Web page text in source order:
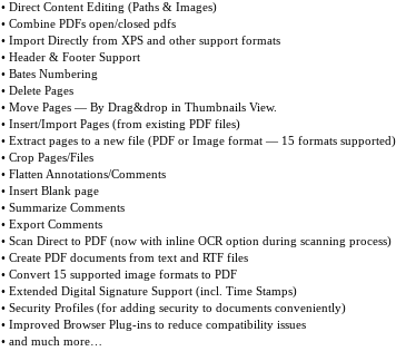
• Direct Content Editing (Paths & Images)
• Combine PDFs open/closed pdfs
• Import Directly from XPS and other support formats
• Header & Footer Support
• Bates Numbering
• Delete Pages
• Move Pages — By Drag&drop in Thumbnails View.
• Insert/Import Pages (from existing PDF files)
• Extract pages to a new file (PDF or Image format — 15 formats supported)
• Crop Pages/Files
• Flatten Annotations/Comments
• Insert Blank page
• Summarize Comments
• Export Comments
• Scan Direct to PDF (now with inline OCR option during scanning process)
• Create PDF documents from text and RTF files
• Convert 15 supported image formats to PDF
• Extended Digital Signature Support (incl. Time Stamps)
• Security Profiles (for adding security to documents conveniently)
• Improved Browser Plug-ins to reduce compatibility issues
• and much more…